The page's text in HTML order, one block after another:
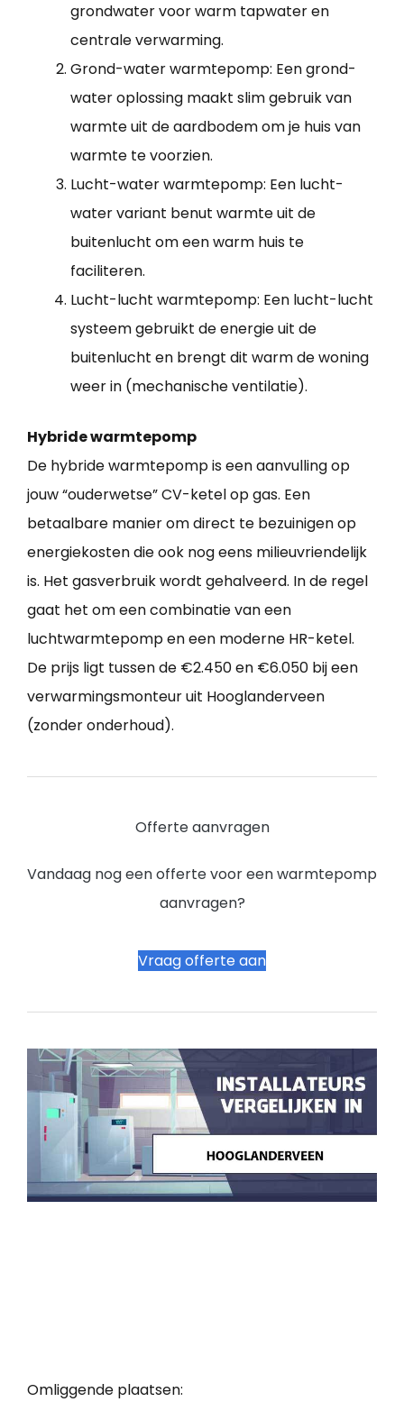
grondwater voor warm tapwater en
centrale verwarming.
Grond-water warmtepomp: Een grond-
water oplossing maakt slim gebruik van
warmte uit de aardbodem om je huis van
warmte te voorzien.
Lucht-water warmtepomp: Een lucht-
water variant benut warmte uit de
buitenlucht om een warm huis te
faciliteren.
Lucht-lucht warmtepomp: Een lucht-lucht
systeem gebruikt de energie uit de
buitenlucht en brengt dit warm de woning
weer in (mechanische ventilatie).
Hybride warmtepomp
De hybride warmtepomp is een aanvulling op
jouw “ouderwetse” CV-ketel op gas. Een
betaalbare manier om direct te bezuinigen op
energiekosten die ook nog eens milieuvriendelijk
is. Het gasverbruik wordt gehalveerd. In de regel
gaat het om een combinatie van een
luchtwarmtepomp en een moderne HR-ketel.
De prijs ligt tussen de €2.450 en €6.050 bij een
verwarmingsmonteur uit Hooglanderveen
(zonder onderhoud).
Offerte aanvragen
Vandaag nog een offerte voor een warmtepomp
aanvragen?
Vraag offerte aan
Omliggende plaatsen: